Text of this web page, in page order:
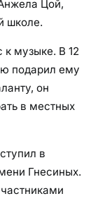
Цой,
школе.
к музыке. В 12
подарил ему
он
в местных
в
Гнесиных.